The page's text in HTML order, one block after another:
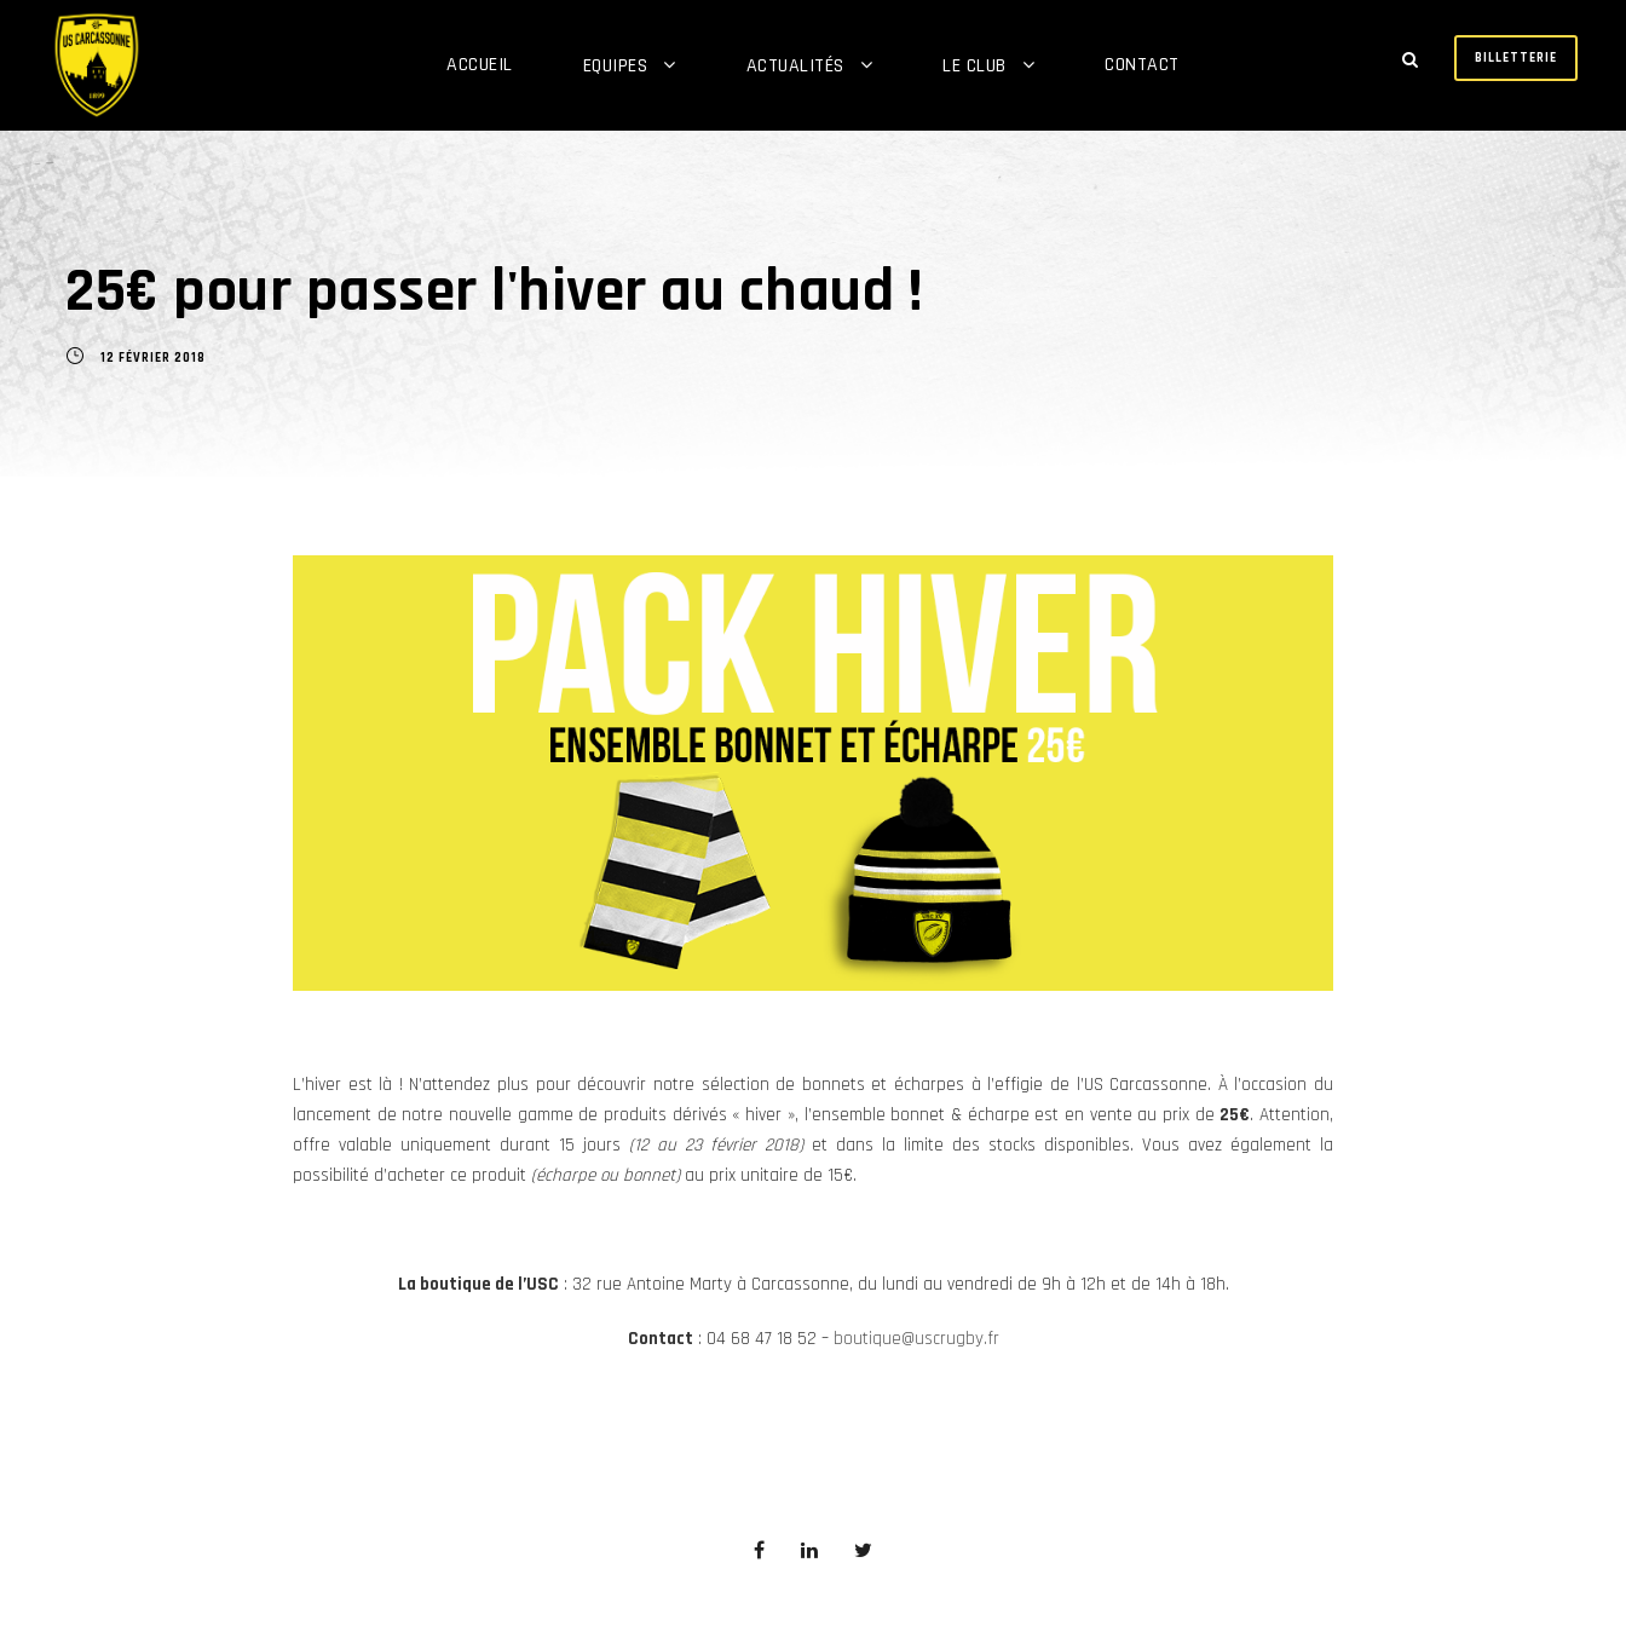
ACCUEIL EQUIPES ACTUALITÉS LE CLUB CONTACT BILLETTERIE
25€ pour passer l'hiver au chaud !
12 FÉVRIER 2018
L’hiver est là ! N’attendez plus pour découvrir notre sélection de bonnets et écharpes à l’effigie de l’US Carcassonne. À l’occasion du
lancement de notre nouvelle gamme de produits dérivés « hiver », l’ensemble bonnet & écharpe est en vente au prix de 25€. Attention,
offre valable uniquement durant 15 jours (12 au 23 février 2018)et dans la limite des stocks disponibles. Vous avez également la
possibilité d’acheter ce produit (écharpe ou bonnet)au prix unitaire de 15€.
La boutique de l’USC : 32 rue Antoine Marty à Carcassonne, du lundi au vendredi de 9h à 12h et de 14h à 18h.
Contact : 04 68 47 18 52 – boutique@uscrugby.fr